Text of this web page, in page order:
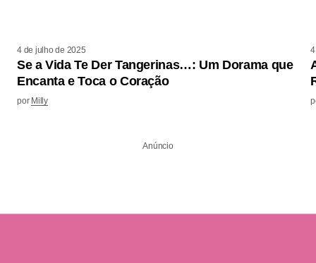
4 de julho de 2025
Se a Vida Te Der Tangerinas…: Um Dorama que
Encanta e Toca o Coração
por Milly
Anúncio